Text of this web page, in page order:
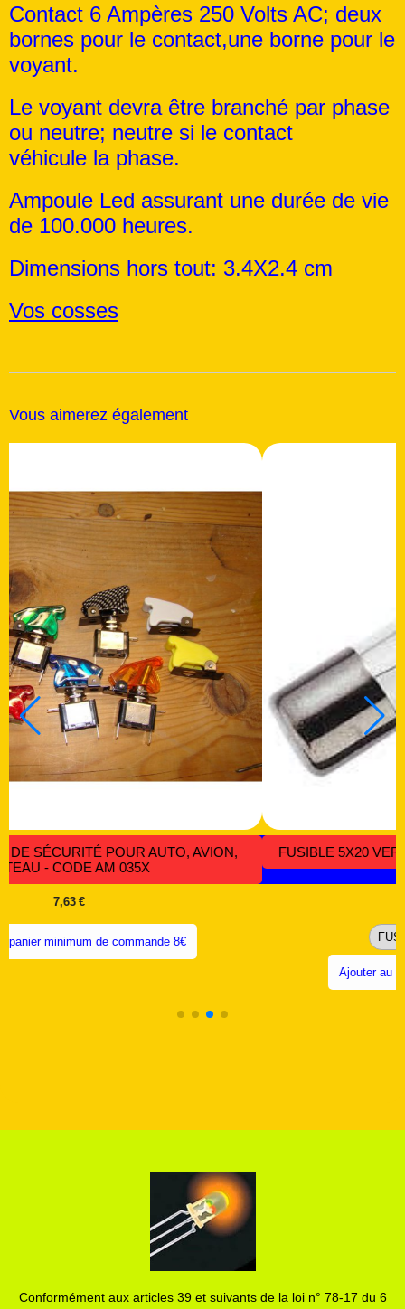
Contact 6 Ampères 250 Volts AC; deux
bornes pour le contact,une borne pour le
voyant.
Le voyant devra être branché par phase
ou neutre; neutre si le contact
véhicule la phase.
Ampoule Led assurant une durée de vie
de 100.000 heures.
Dimensions hors tout: 3.4X2.4 cm
Vos cosses
Vous aimerez également
CODE EL 087
DIX COLLIERS DE SERRAGE 300 MM X
CBS 012
Ajouter au panier minimum de
Conformément aux articles 39 et suivants de la loi n° 78-17 du 6